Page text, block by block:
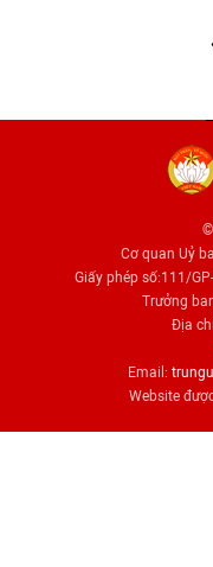
©
Cơ quan Uỷ
Giấy phép số:111/
Trưởng
Địa
Email:
Website